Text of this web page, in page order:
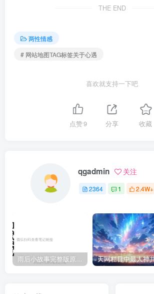
THE END
两性情感
# 网站地图TAG标签关于心遇
喜欢就支持一下吧
点赞9 分享 收藏
qgadmin 关注
2364 1 2.4W+
雨后小故事完整版原片动态图（图+文字解说版）